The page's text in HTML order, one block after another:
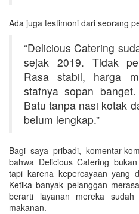
Ada juga testimoni dari seorang
“Delicious Catering
sejak 2019. Tidak
Rasa stabil, harga
stafnya sopan
Batu tanpa nasi kotak
belum lengkap.”
Bagi saya pribadi, komentar-
bahwa Delicious Catering
tapi karena kepercayaan yang
Ketika banyak pelanggan
berarti layanan mereka
makanan.